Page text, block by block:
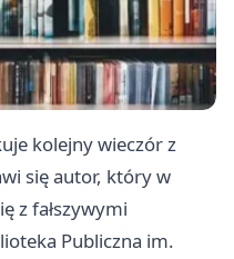
kolejny wieczór z
się autor, który w
z fałszywymi
Publiczna im.